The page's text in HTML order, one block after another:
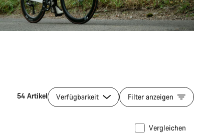
54 Artikel Verfügbarkeit Filter anzeigen
Vergleichen